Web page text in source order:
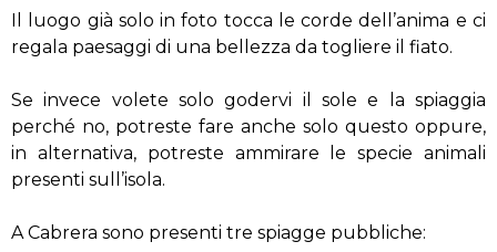
Il luogo già solo in foto tocca le corde dell’anima e ci
regala paesaggi di una bellezza da togliere il fiato.
Se invece volete solo godervi il sole e la spiaggia
perché no, potreste fare anche solo questo oppure,
in alternativa, potreste ammirare le specie animali
presenti sull’isola.
A Cabrera sono presenti tre spiagge pubbliche: